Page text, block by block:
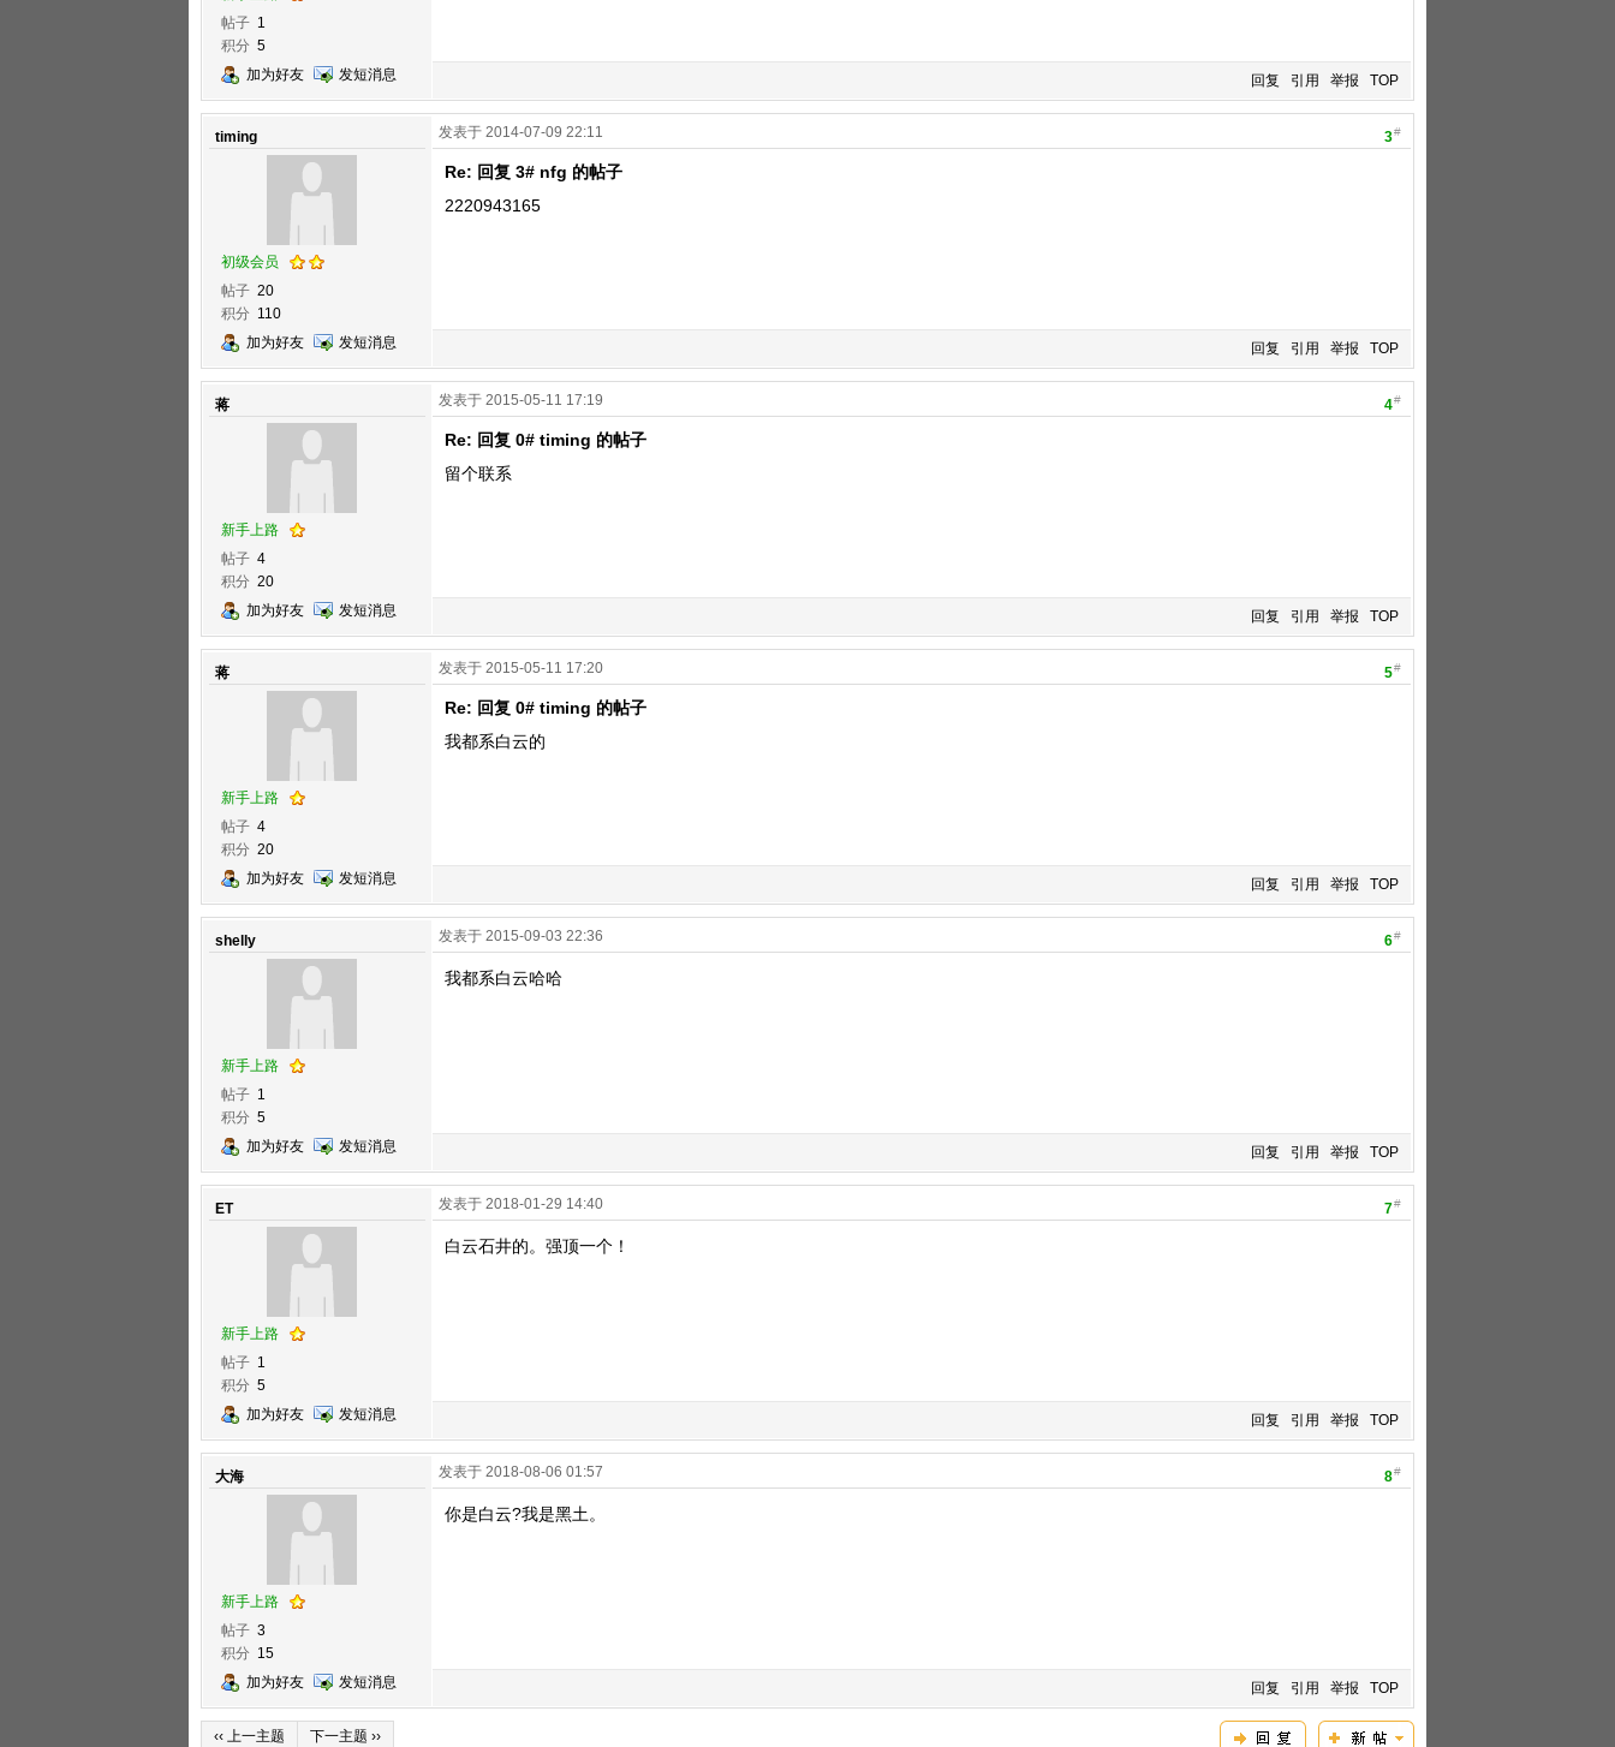
帖子 1
积分 5
加为好友
发短消息 回复 引用 举报 TOP
timing
初级会员
帖子 20
积分 110
加为好友
发短消息
3#
发表于 2014-07-09 22:11
Re: 回复 3# nfg 的帖子
2220943165
回复 引用 举报 TOP
蒋
新手上路
帖子 4
积分 20
加为好友
发短消息
4#
发表于 2015-05-11 17:19
Re: 回复 0# timing 的帖子
留个联系
回复 引用 举报 TOP
蒋
新手上路
帖子 4
积分 20
加为好友
发短消息
5#
发表于 2015-05-11 17:20
Re: 回复 0# timing 的帖子
我都系白云的
回复 引用 举报 TOP
shelly
新手上路
帖子 1
积分 5
加为好友
发短消息
6#
发表于 2015-09-03 22:36
我都系白云哈哈
回复 引用 举报 TOP
ET
新手上路
帖子 1
积分 5
加为好友
发短消息
7#
发表于 2018-01-29 14:40
白云石井的。强顶一个！
回复 引用 举报 TOP
大海
新手上路
帖子 3
积分 15
加为好友
发短消息
8#
发表于 2018-08-06 01:57
你是白云?我是黑土。
回复 引用 举报 TOP
‹‹ 上一主题 下一主题 ››